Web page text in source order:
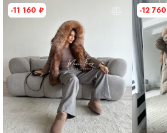
-11 160 ₽
-12 760